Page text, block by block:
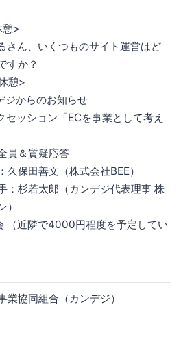
>
ん、いくつものサイト運営はど
すか？
>
からのお知らせ
ッション「ECを事業として考え
疑応答
（株式会社BEE）
（カンデジ代表理事 株
で4000円程度を予定してい
協同組合（カンデジ）